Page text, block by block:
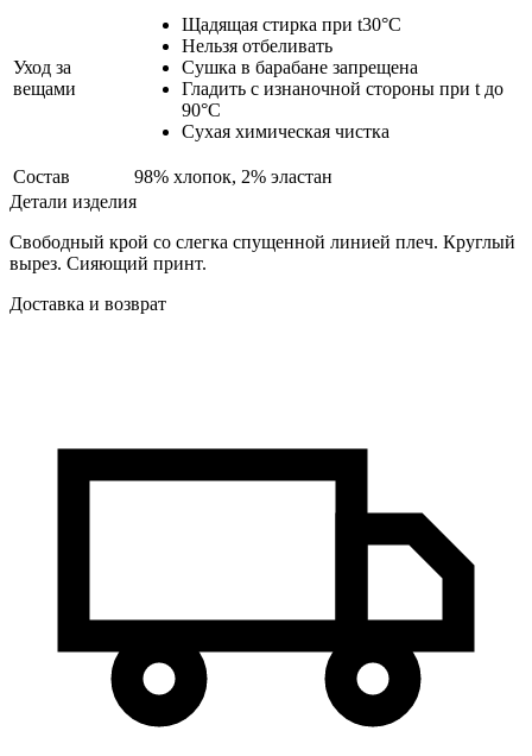
Уход за
вещами
Щадящая стирка при t30°С
Нельзя отбеливать
Сушка в барабане запрещена
Гладить c изнаночной стороны при t до
90°С
Сухая химическая чистка
Состав
98% хлопок, 2% эластан
Детали изделия
Свободный крой со слегка спущенной линией плеч. Круглый
вырез. Сияющий принт.
Доставка и возврат